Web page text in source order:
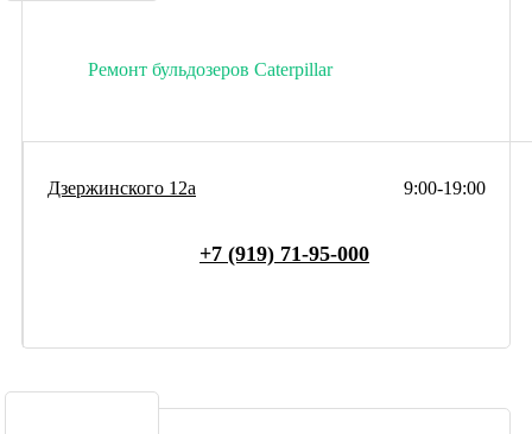
Ремонт бульдозеров Caterpillar
9:00-19:00
Дзержинского 12а
+7 (919) 71-95-000